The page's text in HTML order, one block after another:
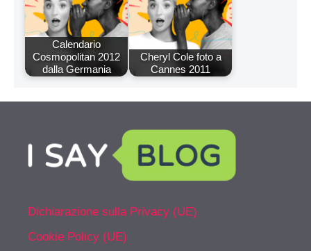
Calendario
Cosmopolitan 2012
dalla Germania
Cheryl Cole foto a
Cannes 2011
Dichiarazione sulla Privacy (UE)
Cookie Policy (UE)